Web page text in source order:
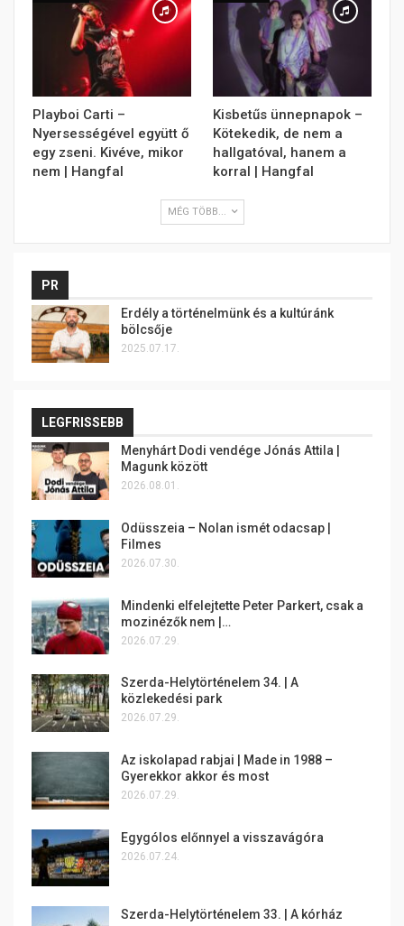
Playboi Carti –
Nyersességével együtt ő
egy zseni. Kivéve, mikor
nem | Hangfal
Kisbetűs ünnepnapok –
Kötekedik, de nem a
hallgatóval, hanem a
korral | Hangfal
MÉG TÖBB...
PR
Erdély a történelmünk és a kultúránk
bölcsője
2025.07.17.
LEGFRISSEBB
Menyhárt Dodi vendége Jónás Attila |
Magunk között
2026.08.01.
Odüsszeia – Nolan ismét odacsap |
Filmes
2026.07.30.
Mindenki elfelejtette Peter Parkert, csak a
mozinézők nem |…
2026.07.29.
Szerda-Helytörténelem 34. | A
közlekedési park
2026.07.29.
Az iskolapad rabjai | Made in 1988 –
Gyerekkor akkor és most
2026.07.29.
Egygólos előnnyel a visszavágóra
2026.07.24.
Szerda-Helytörténelem 33. | A kórház